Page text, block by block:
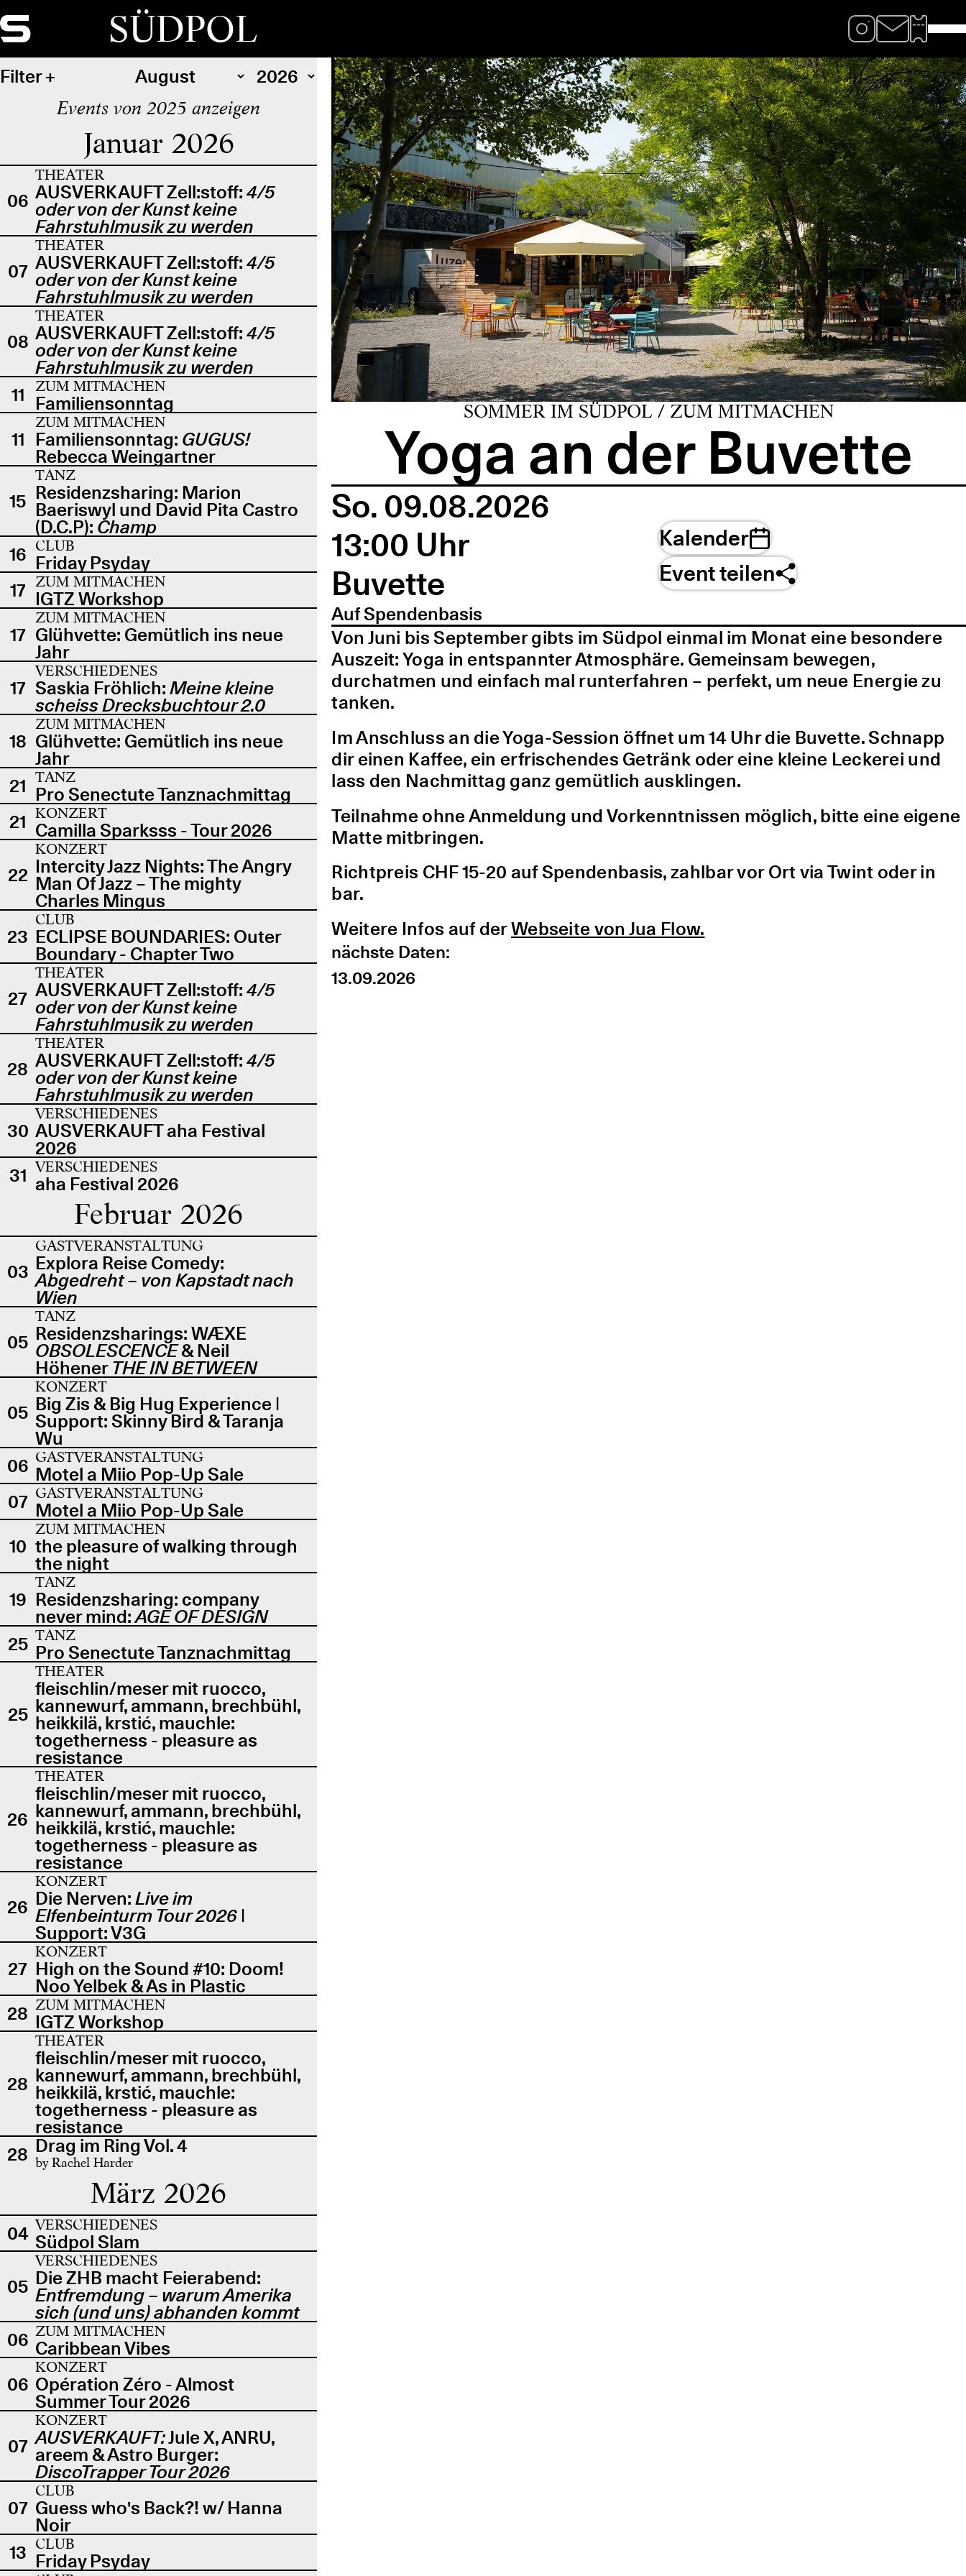
SÜDPOL
Filter
Events von 2025 anzeigen
Januar 2026
06
THEATER
AUSVERKAUFT Zell:stoff: 4/5
oder von der Kunst keine
Fahrstuhlmusik zu werden
07
THEATER
AUSVERKAUFT Zell:stoff: 4/5
oder von der Kunst keine
Fahrstuhlmusik zu werden
08
THEATER
AUSVERKAUFT Zell:stoff: 4/5
oder von der Kunst keine
Fahrstuhlmusik zu werden
11
ZUM MITMACHEN
Familiensonntag
11
ZUM MITMACHEN
Familiensonntag: GUGUS!
Rebecca Weingartner
15
TANZ
Residenzsharing: Marion
Baeriswyl und David Pita Castro
(D.C.P): Champ
16 CLUB
Friday Psyday
17 ZUM MITMACHEN
IGTZ Workshop
17
ZUM MITMACHEN
Glühvette: Gemütlich ins neue
Jahr
17
VERSCHIEDENES
Saskia Fröhlich: Meine kleine
scheiss Drecksbuchtour 2.0
18
ZUM MITMACHEN
Glühvette: Gemütlich ins neue
Jahr
21 TANZ
Pro Senectute Tanznachmittag
21 KONZERT
Camilla Sparksss - Tour 2026
22
KONZERT
Intercity Jazz Nights: The Angry
Man Of Jazz – The mighty
Charles Mingus
23
CLUB
ECLIPSE BOUNDARIES: Outer
Boundary - Chapter Two
27
THEATER
AUSVERKAUFT Zell:stoff: 4/5
oder von der Kunst keine
Fahrstuhlmusik zu werden
28
THEATER
AUSVERKAUFT Zell:stoff: 4/5
oder von der Kunst keine
Fahrstuhlmusik zu werden
30
VERSCHIEDENES
AUSVERKAUFT aha Festival
2026
31 VERSCHIEDENES
aha Festival 2026
Februar 2026
03
GASTVERANSTALTUNG
Explora Reise Comedy:
Abgedreht – von Kapstadt nach
Wien
05
TANZ
Residenzsharings: WÆXE
OBSOLESCENCE& Neil
Höhener THE IN BETWEEN
05
KONZERT
Big Zis & Big Hug Experience |
Support: Skinny Bird & Taranja
Wu
06 GASTVERANSTALTUNG
Motel a Miio Pop-Up Sale
07 GASTVERANSTALTUNG
Motel a Miio Pop-Up Sale
10
ZUM MITMACHEN
the pleasure of walking through
the night
19
TANZ
Residenzsharing: company
never mind:AGE OF DESIGN
25 TANZ
Pro Senectute Tanznachmittag
25
THEATER
fleischlin/meser mit ruocco,
kannewurf, ammann, brechbühl,
heikkilä, krstić, mauchle:
togetherness - pleasure as
resistance
26
THEATER
fleischlin/meser mit ruocco,
kannewurf, ammann, brechbühl,
heikkilä, krstić, mauchle:
togetherness - pleasure as
resistance
26
KONZERT
Die Nerven:Live im
Elfenbeinturm Tour 2026 |
Support: V3G
27
KONZERT
High on the Sound #10: Doom!
Noo Yelbek & As in Plastic
28 ZUM MITMACHEN
IGTZ Workshop
28
THEATER
fleischlin/meser mit ruocco,
kannewurf, ammann, brechbühl,
heikkilä, krstić, mauchle:
togetherness - pleasure as
resistance
28 Drag im Ring Vol. 4
by Rachel Harder
März 2026
04 VERSCHIEDENES
Südpol Slam
05
VERSCHIEDENES
Die ZHB macht Feierabend:
Entfremdung – warum Amerika
sich (und uns) abhanden kommt
06 ZUM MITMACHEN
Caribbean Vibes
06
KONZERT
Opération Zéro - Almost
Summer Tour 2026
07
KONZERT
AUSVERKAUFT:Jule X, ANRU,
areem & Astro Burger:
DiscoTrapper Tour 2026
07
CLUB
Guess who's Back?! w/ Hanna
Noir
13 CLUB
Friday Psyday
SOMMER IM SÜDPOL / ZUM MITMACHEN
Yoga an der Buvette
So. 09.08.2026
13:00 Uhr
Buvette
Auf Spendenbasis
Kalender
Event teilen
Von Juni bis September gibts im Südpol einmal im Monat eine besondere
Auszeit: Yoga in entspannter Atmosphäre. Gemeinsam bewegen,
durchatmen und einfach mal runterfahren – perfekt, um neue Energie zu
tanken.
Im Anschluss an die Yoga-Session öffnet um 14 Uhr die Buvette. Schnapp
dir einen Kaffee, ein erfrischendes Getränk oder eine kleine Leckerei und
lass den Nachmittag ganz gemütlich ausklingen.
Teilnahme ohne Anmeldung und Vorkenntnissen möglich, bitte eine eigene
Matte mitbringen.
Richtpreis CHF 15-20 auf Spendenbasis, zahlbar vor Ort via Twint oder in
bar.
Weitere Infos auf derWebseite von Jua Flow.
nächste Daten:
13.09.2026